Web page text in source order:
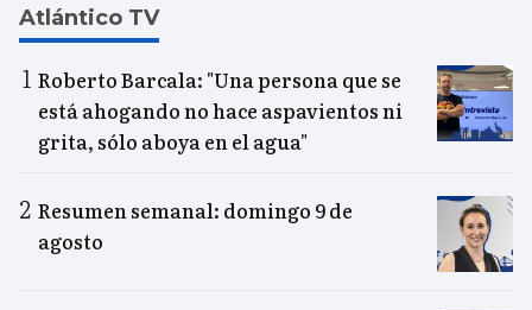
Atlántico TV
Roberto Barcala: "Una persona que se
está ahogando no hace aspavientos ni
grita, sólo aboya en el agua"
Resumen semanal: domingo 9 de
agosto